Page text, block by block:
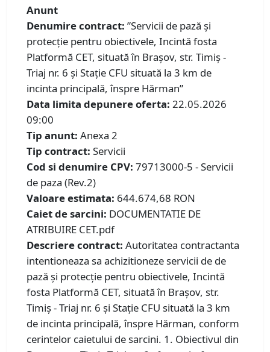
Anunt
Denumire contract: ”Servicii de pază și
protecție pentru obiectivele, Incintă fosta
Platformă CET, situată în Brașov, str. Timiș -
Triaj nr. 6 și Stație CFU situată la 3 km de
incinta principală, înspre Hărman”
Data limita depunere oferta: 22.05.2026
09:00
Tip anunt: Anexa 2
Tip contract: Servicii
Cod si denumire CPV: 79713000-5 - Servicii
de paza (Rev.2)
Valoare estimata: 644.674,68 RON
Caiet de sarcini: DOCUMENTATIE DE
ATRIBUIRE CET.pdf
Descriere contract: Autoritatea contractanta
intentioneaza sa achizitioneze servicii de de
pază și protecție pentru obiectivele, Incintă
fosta Platformă CET, situată în Brașov, str.
Timiș - Triaj nr. 6 și Stație CFU situată la 3 km
de incinta principală, înspre Hărman, conform
cerintelor caietului de sarcini. 1. Obiectivul din